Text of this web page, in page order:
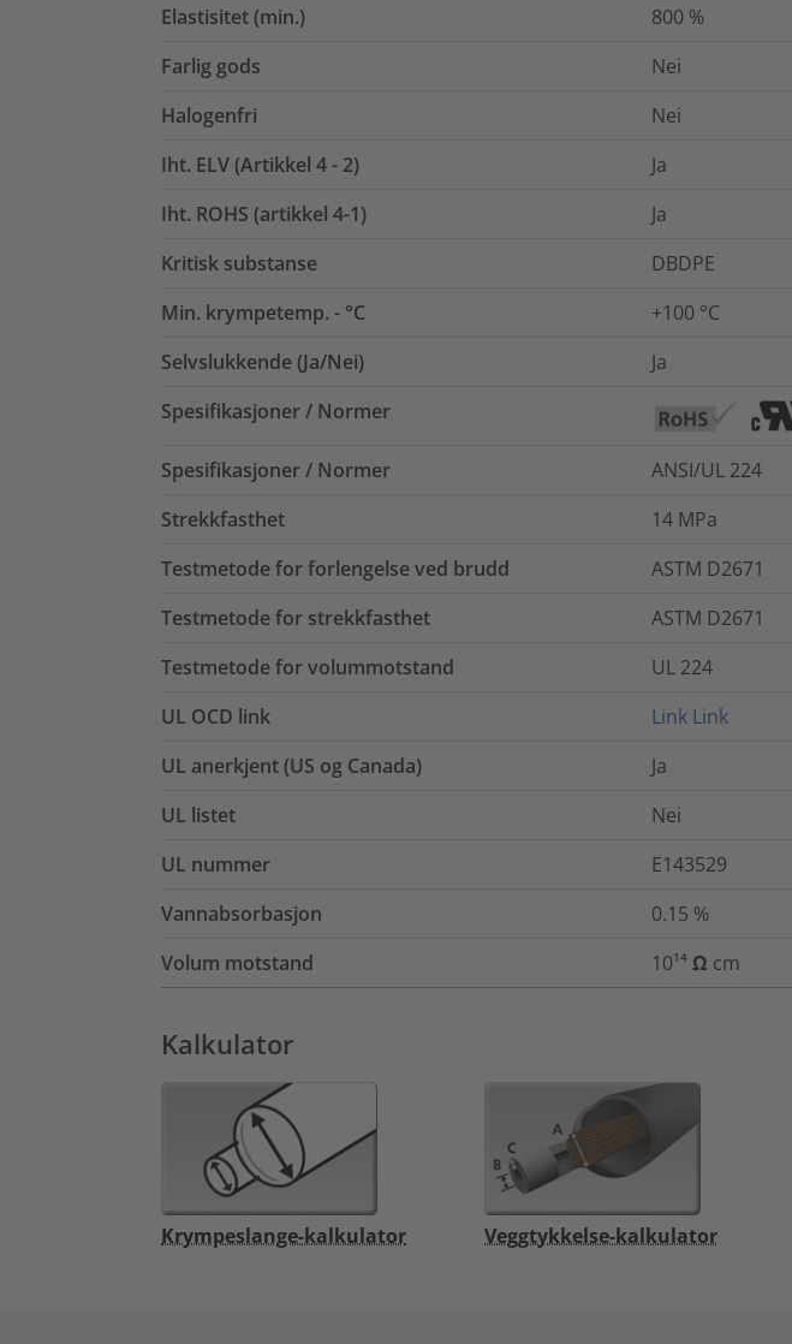
Elastisitet (min.)
800 %
Farlig gods
Nei
Halogenfri
Nei
Iht. ELV (Artikkel 4 - 2)
Ja
Iht. ROHS (artikkel 4-1)
Ja
Kritisk substanse
DBDPE
Min. krympetemp. - °C
+100 °C
Selvslukkende (Ja/Nei)
Ja
Spesifikasjoner / Normer
Spesifikasjoner / Normer
ANSI/UL 224
Strekkfasthet
14 MPa
Testmetode for forlengelse ved brudd
ASTM D2671
Testmetode for strekkfasthet
ASTM D2671
Testmetode for volummotstand
UL 224
UL OCD link
Link Link
UL anerkjent (US og Canada)
Ja
UL listet
Nei
UL nummer
E143529
Vannabsorbasjon
0.15 %
Volum motstand
10¹⁴ Ω cm
Kalkulator
Krympeslange-kalkulator Veggtykkelse-kalkulator